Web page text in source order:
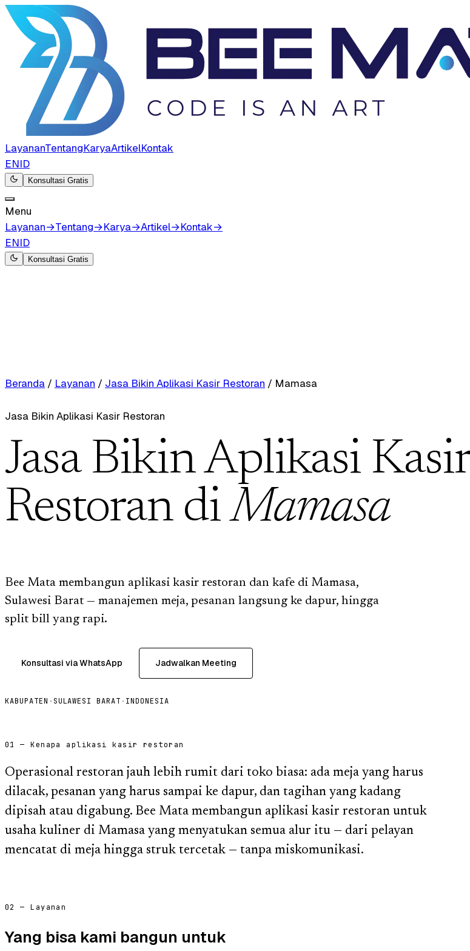
LayananTentangKaryaArtikelKontak
ENID
Konsultasi Gratis
Menu
Layanan→Tentang→Karya→Artikel→Kontak→
ENID
Konsultasi Gratis
Beranda / Layanan / Jasa Bikin Aplikasi Kasir Restoran / Mamasa
Jasa Bikin Aplikasi Kasir Restoran
Jasa Bikin Aplikasi Kasir
Restoran diMamasa
Bee Mata membangun aplikasi kasir restoran dan kafe di Mamasa,
Sulawesi Barat — manajemen meja, pesanan langsung ke dapur, hingga
split bill yang rapi.
Konsultasi via WhatsApp Jadwalkan Meeting
KABUPATEN · SULAWESI BARAT · INDONESIA
01 — Kenapa aplikasi kasir restoran
Operasional restoran jauh lebih rumit dari toko biasa: ada meja yang harus
dilacak, pesanan yang harus sampai ke dapur, dan tagihan yang kadang
dipisah atau digabung. Bee Mata membangun aplikasi kasir restoran untuk
usaha kuliner di Mamasa yang menyatukan semua alur itu — dari pelayan
mencatat di meja hingga struk tercetak — tanpa miskomunikasi.
02 — Layanan
Yang bisa kami bangun untuk